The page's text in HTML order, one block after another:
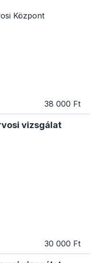
Központ
38 000 Ft
vizsgálat
30 000 Ft